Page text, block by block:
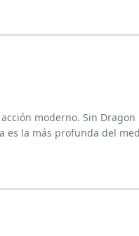
moderno. Sin
es la más profunda del